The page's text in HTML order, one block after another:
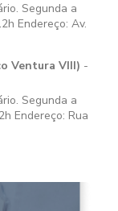
Segunda a
Endereço: Av.
Ventura VIII) -
Segunda a
Endereço: Rua